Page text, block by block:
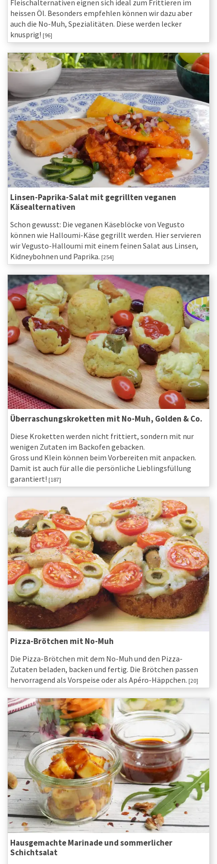
Fleischalternativen eignen sich ideal zum Frittieren im
heissen Öl. Besonders empfehlen können wir dazu aber
auch die No-Muh, Spezialitäten. Diese werden lecker
knusprig! [96]
Linsen-Paprika-Salat mit gegrillten veganen
Käsealternativen
Schon gewusst: Die veganen Käseblöcke von Vegusto
können wie Halloumi-Käse gegrillt werden. Hier servieren
wir Vegusto-Halloumi mit einem feinen Salat aus Linsen,
Kidneybohnen und Paprika. [254]
Überraschungskroketten mit No-Muh, Golden & Co.
Diese Kroketten werden nicht frittiert, sondern mit nur
wenigen Zutaten im Backofen gebacken.
Gross und Klein können beim Vorbereiten mit anpacken.
Damit ist auch für alle die persönliche Lieblingsfüllung
garantiert! [187]
Pizza-Brötchen mit No-Muh
Die Pizza-Brötchen mit dem No-Muh und den Pizza-
Zutaten beladen, backen und fertig. Die Brötchen passen
hervorragend als Vorspeise oder als Apéro-Häppchen. [20]
Hausgemachte Marinade und sommerlicher
Schichtsalat